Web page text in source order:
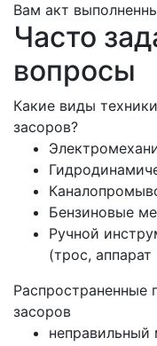
Вам акт
Часто
вопросы
Какие виды
засоров?
Бензиновые
Ручной
(трос, аппарат
Распространенные
засоров
неправильный